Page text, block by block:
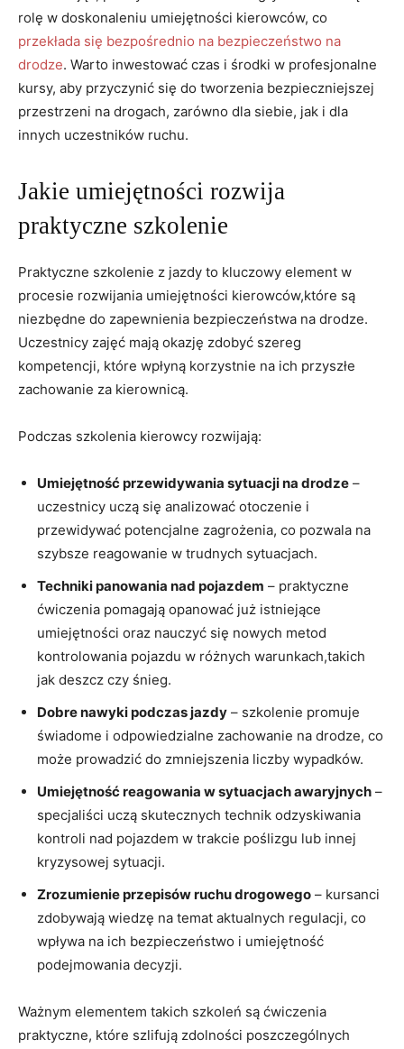
rolę w doskonaleniu umiejętności kierowców, co
przekłada się bezpośrednio na bezpieczeństwo na
drodze. Warto inwestować czas i środki w profesjonalne
kursy, aby przyczynić się do tworzenia bezpieczniejszej
przestrzeni na drogach, zarówno dla siebie, jak i dla
innych uczestników ruchu.
Jakie umiejętności rozwija
praktyczne szkolenie
Praktyczne szkolenie z jazdy to kluczowy element w
procesie rozwijania umiejętności kierowców,które są
niezbędne do zapewnienia bezpieczeństwa na drodze.
Uczestnicy zajęć mają okazję zdobyć szereg
kompetencji, które wpłyną korzystnie na ich przyszłe
zachowanie za kierownicą.
Podczas szkolenia kierowcy rozwijają:
Umiejętność przewidywania sytuacji na drodze –
uczestnicy uczą się analizować otoczenie i
przewidywać potencjalne zagrożenia, co pozwala na
szybsze reagowanie w trudnych sytuacjach.
Techniki panowania nad pojazdem – praktyczne
ćwiczenia pomagają opanować już istniejące
umiejętności oraz nauczyć się nowych metod
kontrolowania pojazdu w różnych warunkach,takich
jak deszcz czy śnieg.
Dobre nawyki podczas jazdy – szkolenie promuje
świadome i odpowiedzialne zachowanie na drodze, co
może prowadzić do zmniejszenia liczby wypadków.
Umiejętność reagowania w sytuacjach awaryjnych –
specjaliści uczą skutecznych technik odzyskiwania
kontroli nad pojazdem w trakcie poślizgu lub innej
kryzysowej sytuacji.
Zrozumienie przepisów ruchu drogowego – kursanci
zdobywają wiedzę na temat aktualnych regulacji, co
wpływa na ich bezpieczeństwo i umiejętność
podejmowania decyzji.
Ważnym elementem takich szkoleń są ćwiczenia
praktyczne, które szlifują zdolności poszczególnych